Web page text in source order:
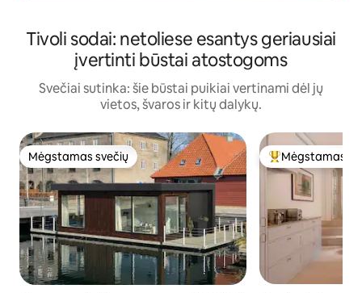
Tivoli sodai: netoliese esantys geriausiai
įvertinti būstai atostogoms
Svečiai sutinka: šie būstai puikiai vertinami dėl jų
vietos, švaros ir kitų dalykų.
Mėgstamas svečių
Mėgstamas svečių Svečių
Mėgstamas